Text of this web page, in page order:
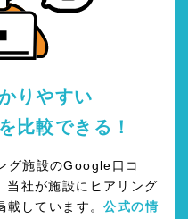
りやすい
比較できる！
グ施設のGoogle口コ
社が施設にヒアリング
載しています。公式の情